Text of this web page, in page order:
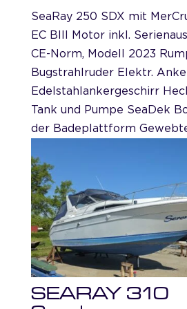
SeaRay 250 SDX mit
EC BIII Motor inkl.
CE-Norm, Modell 2023
Bugstrahlruder Elektr.
Edelstahlankergeschirr
Tank und Pumpe SeaDek
der Badeplattform
SEARAY 310